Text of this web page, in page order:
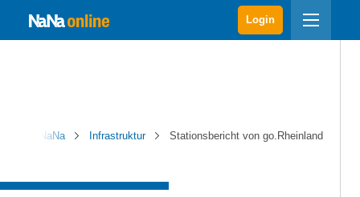
Login
NaNa Infrastruktur Stationsbericht von go.Rheinland